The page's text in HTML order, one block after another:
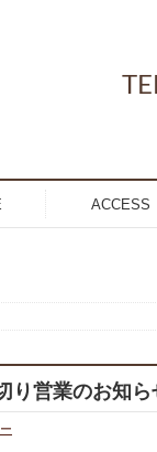
ACCESS
り営業のお知ら